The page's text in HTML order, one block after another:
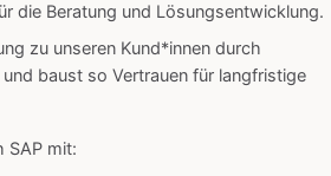
die Beratung und Lösungsentwicklung.
zu unseren Kund*innen durch
baust so Vertrauen für langfristige
SAP mit: